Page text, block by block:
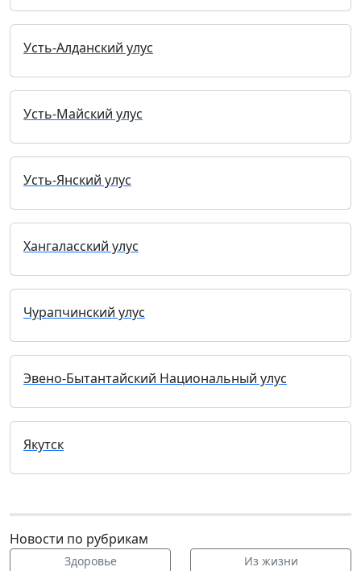
Усть-Алданский улус
Усть-Майский улус
Усть-Янский улус
Хангаласский улус
Чурапчинский улус
Эвено-Бытантайский Национальный улус
Якутск
Новости по рубрикам
Здоровье Из жизни